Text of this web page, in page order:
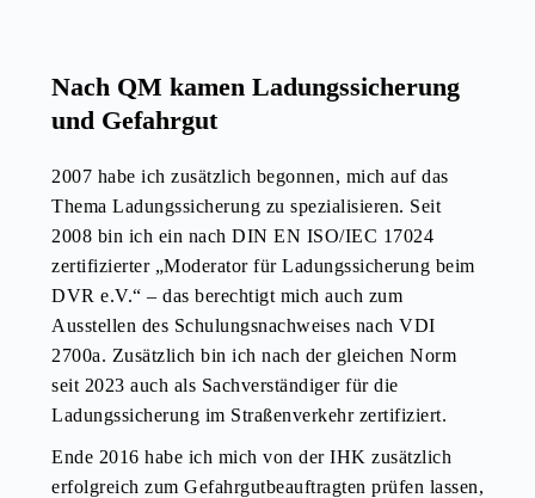
Nach QM kamen Ladungssicherung
und Gefahrgut
2007 habe ich zusätzlich begonnen, mich auf das
Thema Ladungssicherung zu spezialisieren. Seit
2008 bin ich ein nach DIN EN ISO/IEC 17024
zertifizierter „Moderator für Ladungssicherung beim
DVR e.V.“ – das berechtigt mich auch zum
Ausstellen des Schulungsnachweises nach VDI
2700a. Zusätzlich bin ich nach der gleichen Norm
seit 2023 auch als Sachverständiger für die
Ladungssicherung im Straßenverkehr zertifiziert.
Ende 2016 habe ich mich von der IHK zusätzlich
erfolgreich zum Gefahrgutbeauftragten prüfen lassen,